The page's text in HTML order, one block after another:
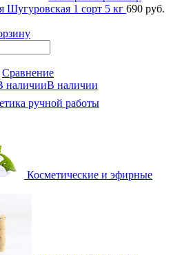
1 сорт 5 кг 690 руб.
Сравнение
В наличии
ручной работы
Косметические и эфирные